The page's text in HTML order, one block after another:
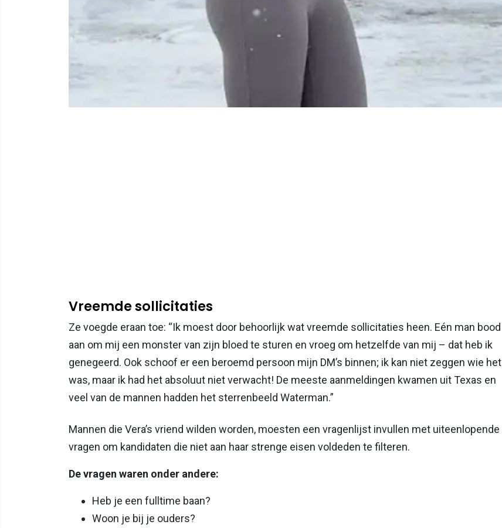
Vreemde sollicitaties
Ze voegde eraan toe: “Ik moest door behoorlijk wat vreemde sollicitaties heen. Eén man bood
aan om mij een monster van zijn bloed te sturen en vroeg om hetzelfde van mij – dat heb ik
genegeerd. Ook schoof er een beroemd persoon mijn DM’s binnen; ik kan niet zeggen wie het
was, maar ik had het absoluut niet verwacht! De meeste aanmeldingen kwamen uit Texas en
veel van de mannen hadden het sterrenbeeld Waterman.”
Mannen die Vera’s vriend wilden worden, moesten een vragenlijst invullen met uiteenlopende
vragen om kandidaten die niet aan haar strenge eisen voldeden te filteren.
De vragen waren onder andere:
Heb je een fulltime baan?
Woon je bij je ouders?